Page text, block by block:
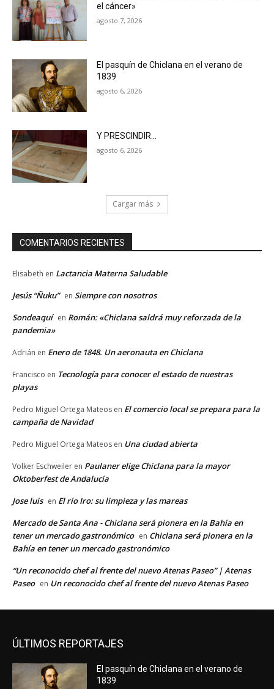
el cáncer»
agosto 7, 2026
El pasquín de Chiclana en el verano de
1839
agosto 6, 2026
Y PRESCINDIR…
agosto 6, 2026
Cargar más
COMENTARIOS RECIENTES
Elisabeth en Lactancia Materna Saludable
Jesús “Ñuku” en Siempre con nosotros
Sondeaquí en Román: «Chiclana saldrá muy reforzada de la
pandemia»
Adrián en Enero de 1848. Un aeronauta en Chiclana
Francisco en Tecnología para conocer el estado de nuestras
playas
Pedro Miguel Ortega Mateos en El comercio local se prepara para la
campaña de Navidad
Pedro Miguel Ortega Mateos en Una ciudad abierta
Volker Eschweiler en Paulaner elige Chiclana para la mayor
Oktoberfest de Andalucía
Jose luis en El río Iro: su limpieza y las mareas
Mercado de Santa Ana - Chiclana será pionera en la Bahía en
tener un mercado gastronómico en Chiclana será pionera en la
Bahía en tener un mercado gastronómico
“Un reconocido chef al frente del nuevo Atenas Paseo” | Atenas
Paseo en Un reconocido chef al frente del nuevo Atenas Paseo
ÚLTIMOS REPORTAJES
El pasquín de Chiclana en el verano de
1839